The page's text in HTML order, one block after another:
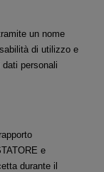
un nome
di utilizzo e
personali
e
durante il